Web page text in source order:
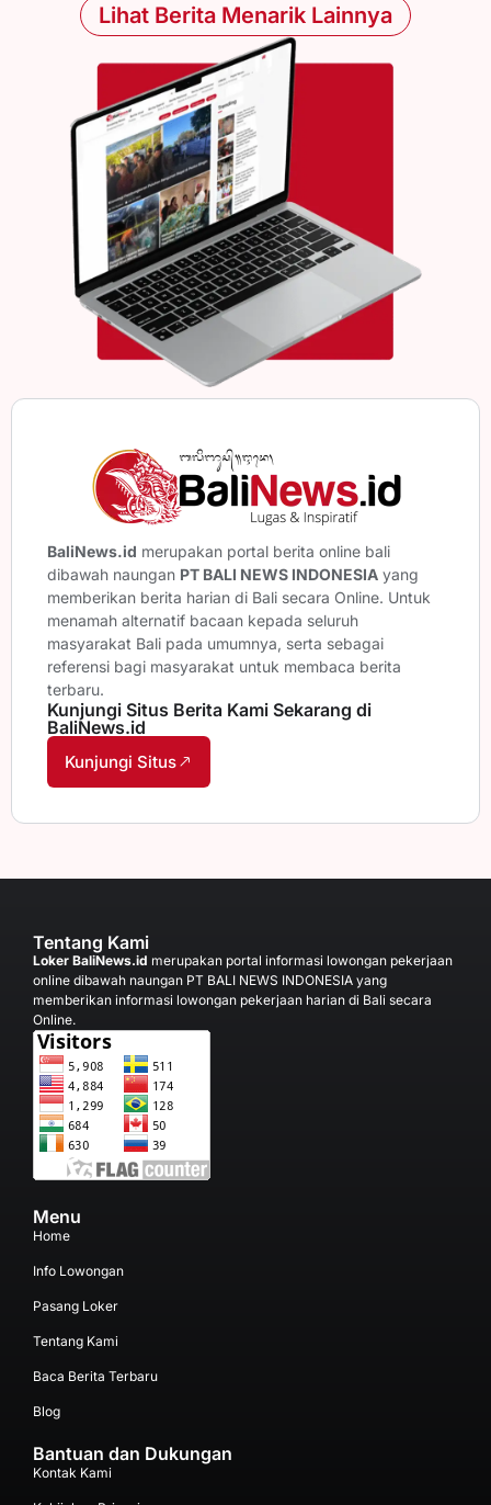
Lihat Berita Menarik Lainnya
BaliNews.id merupakan portal berita online bali
dibawah naungan PT BALI NEWS INDONESIA yang
memberikan berita harian di Bali secara Online. Untuk
menamah alternatif bacaan kepada seluruh
masyarakat Bali pada umumnya, serta sebagai
referensi bagi masyarakat untuk membaca berita
terbaru.
Kunjungi Situs Berita Kami Sekarang di
BaliNews.id
Kunjungi Situs
Tentang Kami
Loker BaliNews.id merupakan portal informasi lowongan pekerjaan
online dibawah naungan PT BALI NEWS INDONESIA yang
memberikan informasi lowongan pekerjaan harian di Bali secara
Online.
Menu
Home
Info Lowongan
Pasang Loker
Tentang Kami
Baca Berita Terbaru
Blog
Bantuan dan Dukungan
Kontak Kami